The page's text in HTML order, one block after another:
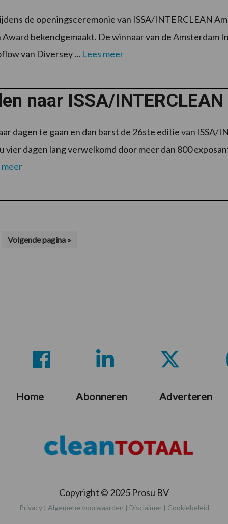
de openingsceremonie van ISSA/INTERCLEAN
bekendgemaakt. De winnaar van de Amsterdam
van Diversey ... Lees meer
naar ISSA/
dagen te gaan en dan barst de 26ste editie van ISSA/
vier dagen lang verwelkomd door meer dan 800
Ga
naar
Volgende pagina »
Home Abonneren Adverteren
Copyright © 2025 Prosu BV
Privacy| Algemene voorwaarden | Disclaimer| Cookiebeleid